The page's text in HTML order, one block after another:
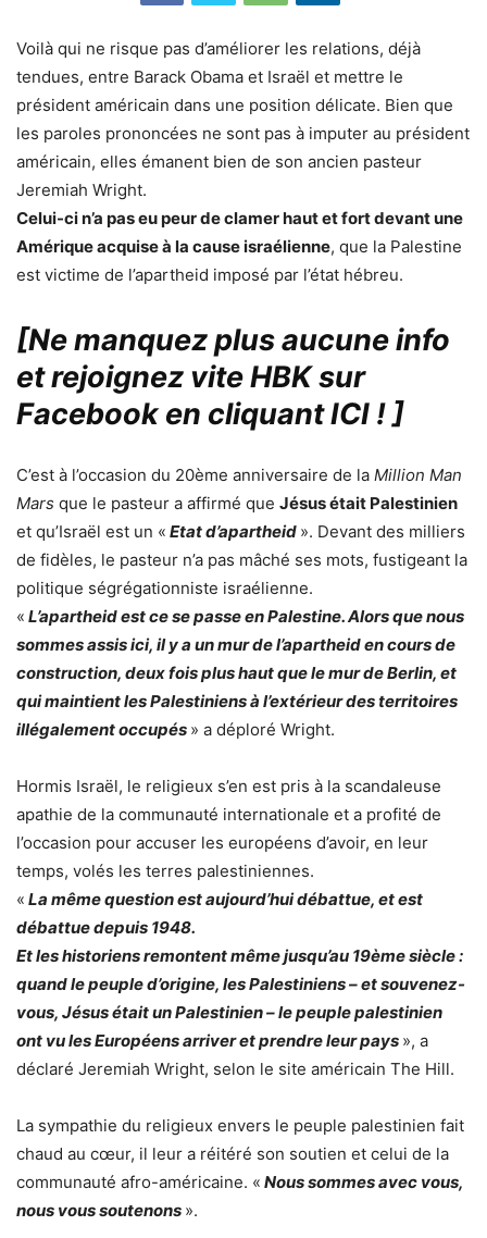
Voilà qui ne risque pas d’améliorer les relations, déjà
tendues, entre Barack Obama et Israël et mettre le
président américain dans une position délicate. Bien que
les paroles prononcées ne sont pas à imputer au président
américain, elles émanent bien de son ancien pasteur
Jeremiah Wright.
Celui-ci n’a pas eu peur de clamer haut et fort devant une
Amérique acquise à la cause israélienne, que la Palestine
est victime de l’apartheid imposé par l’état hébreu.
[Ne manquez plus aucune info
et rejoignez vite HBK sur
Facebook en cliquant ICI ! ]
C’est à l’occasion du 20ème anniversaire de la Million Man
Mars que le pasteur a affirmé que Jésus était Palestinien
et qu’Israël est un « Etat d’apartheid ». Devant des milliers
de fidèles, le pasteur n’a pas mâché ses mots, fustigeant la
politique ségrégationniste israélienne.
« L’apartheid est ce se passe en Palestine. Alors que nous
sommes assis ici, il y a un mur de l’apartheid en cours de
construction, deux fois plus haut que le mur de Berlin, et
qui maintient les Palestiniens à l’extérieur des territoires
illégalement occupés » a déploré Wright.
Hormis Israël, le religieux s’en est pris à la scandaleuse
apathie de la communauté internationale et a profité de
l’occasion pour accuser les européens d’avoir, en leur
temps, volés les terres palestiniennes.
« La même question est aujourd’hui débattue, et est
débattue depuis 1948.
Et les historiens remontent même jusqu’au 19ème siècle :
quand le peuple d’origine, les Palestiniens – et souvenez-
vous, Jésus était un Palestinien – le peuple palestinien
ont vu les Européens arriver et prendre leur pays », a
déclaré Jeremiah Wright, selon le site américain The Hill.
La sympathie du religieux envers le peuple palestinien fait
chaud au cœur, il leur a réitéré son soutien et celui de la
communauté afro-américaine. « Nous sommes avec vous,
nous vous soutenons ».